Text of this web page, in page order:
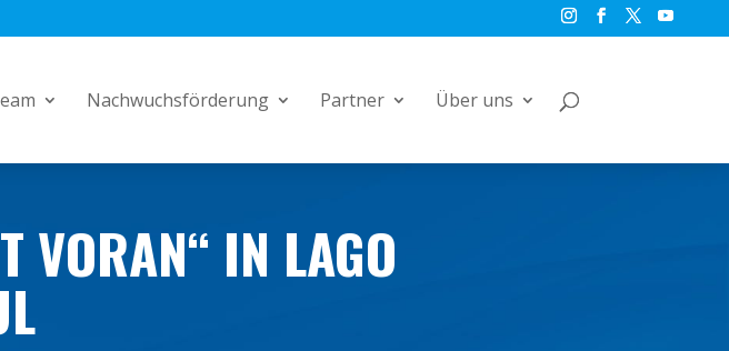
Nachwuchsförderung Partner Über uns
VORAN“ IN LAGO